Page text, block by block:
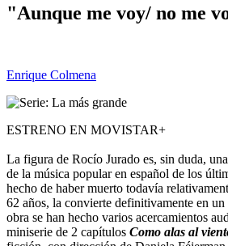
"Aunque me voy/ no me
Enrique Colmena
ESTRENO EN MOVISTAR+
La figura de Rocío Jurado es, sin duda,
de la música popular en español de los
hecho de haber muerto todavía
62 años, la convierte definitivamente en
obra se han hecho varios acercamientos
miniserie de 2 capítulos Como alas al